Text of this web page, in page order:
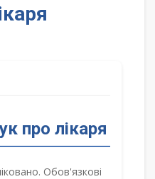
про лікаря
Обов'язкові